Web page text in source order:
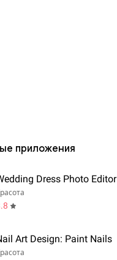
приложения
Dress Photo Editor
Art Design: Paint Nails